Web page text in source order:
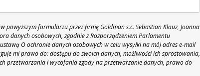
formularzu przez firmę Goldman s.c. Sebastian Klauz, Joanna
danych osobowych, zgodnie z Rozporządzeniem Parlamentu
O ochronie danych osobowych w celu wysyłki na mój adres e-mail
mi prawo do: dostępu do swoich danych, możliwości ich sprostowania,
przetwarzania i wycofania zgody na przetwarzanie danych, prawo do